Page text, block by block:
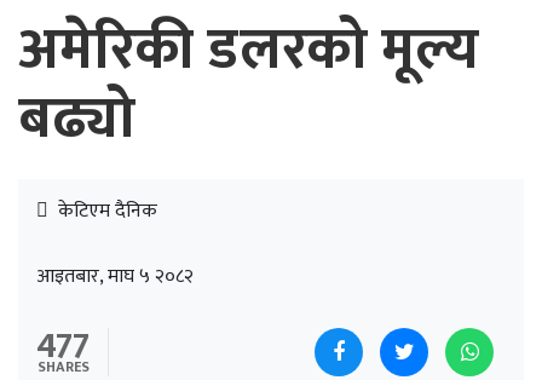
अमेरिकी डलरको मूल्य
बढ्यो
केटिएम दैनिक
आइतबार, माघ ५ २०८२
477
SHARES